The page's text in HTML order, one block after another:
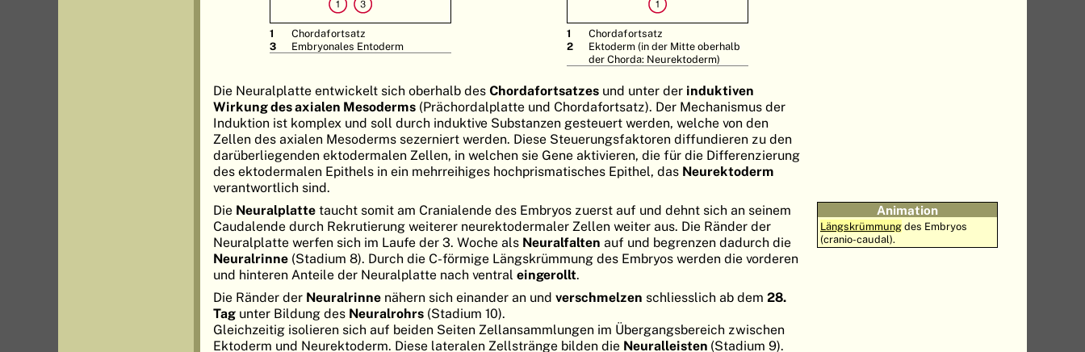
1
Chordafortsatz
3
Embryonales Entoderm
1
Chordafortsatz
2
Ektoderm (in der Mitte oberhalb
der Chorda: Neurektoderm)
Die Neuralplatte entwickelt sich oberhalb des Chordafortsatzes und unter der induktiven
Wirkung des axialen Mesoderms (Prächordalplatte und Chordafortsatz). Der Mechanismus der
Induktion ist komplex und soll durch induktive Substanzen gesteuert werden, welche von den
Zellen des axialen Mesoderms sezerniert werden. Diese Steuerungsfaktoren diffundieren zu den
darüberliegenden ektodermalen Zellen, in welchen sie Gene aktivieren, die für die Differenzierung
des ektodermalen Epithels in ein mehrreihiges hochprismatisches Epithel, das Neurektoderm
verantwortlich sind.
Animation
Längskrümmungdes Embryos
(cranio-caudal).
Die Neuralplatte taucht somit am Cranialende des Embryos zuerst auf und dehnt sich an seinem
Caudalende durch Rekrutierung weiterer neurektodermaler Zellen weiter aus. Die Ränder der
Neuralplatte werfen sich im Laufe der 3. Woche als Neuralfalten auf und begrenzen dadurch die
Neuralrinne (Stadium 8). Durch die C-förmige Längskrümmung des Embryos werden die vorderen
und hinteren Anteile der Neuralplatte nach ventral eingerollt.
Die Ränder der Neuralrinne nähern sich einander an und verschmelzen schliesslich ab dem 28.
Tag unter Bildung des Neuralrohrs (Stadium 10).
Gleichzeitig isolieren sich auf beiden Seiten Zellansammlungen im Übergangsbereich zwischen
Ektoderm und Neurektoderm. Diese lateralen Zellstränge bilden die Neuralleisten (Stadium 9).